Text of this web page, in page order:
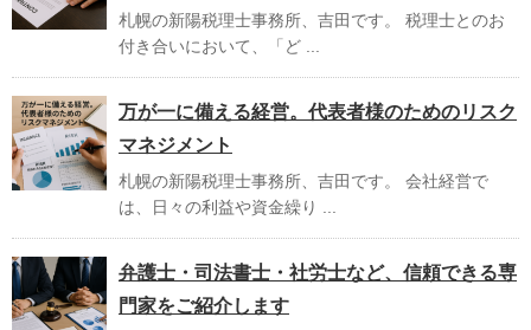
札幌の新陽税理士事務所、吉田です。 税理士とのお
付き合いにおいて、「ど ...
万が一に備える経営。代表者様のためのリスク
マネジメント
札幌の新陽税理士事務所、吉田です。 会社経営で
は、日々の利益や資金繰り ...
弁護士・司法書士・社労士など、信頼できる専
門家をご紹介します